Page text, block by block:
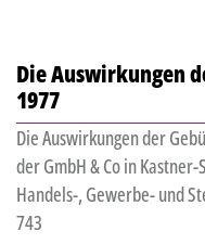
Die Auswirkungen
1977
Die Auswirkungen der
der GmbH & Co in
Handels-, Gewerbe- und
743